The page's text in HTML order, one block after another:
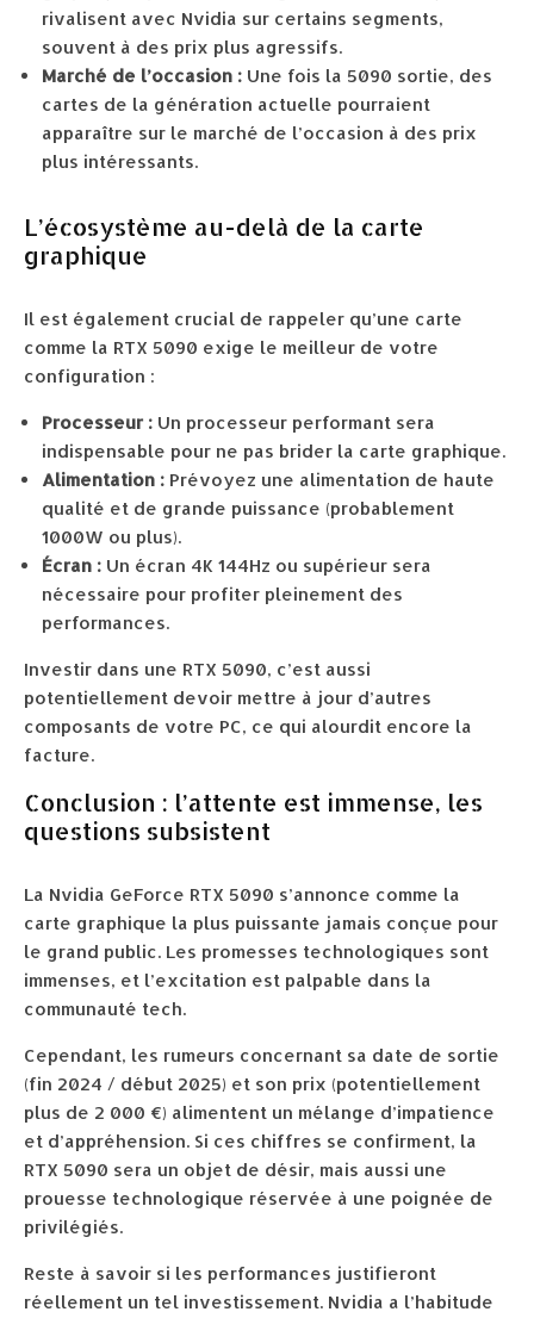
rivalisent avec Nvidia sur certains segments,
souvent à des prix plus agressifs.
Marché de l’occasion : Une fois la 5090 sortie, des
cartes de la génération actuelle pourraient
apparaître sur le marché de l’occasion à des prix
plus intéressants.
L’écosystème au-delà de la carte
graphique
Il est également crucial de rappeler qu’une carte
comme la RTX 5090 exige le meilleur de votre
configuration :
Processeur : Un processeur performant sera
indispensable pour ne pas brider la carte graphique.
Alimentation : Prévoyez une alimentation de haute
qualité et de grande puissance (probablement
1000W ou plus).
Écran : Un écran 4K 144Hz ou supérieur sera
nécessaire pour profiter pleinement des
performances.
Investir dans une RTX 5090, c’est aussi
potentiellement devoir mettre à jour d’autres
composants de votre PC, ce qui alourdit encore la
facture.
Conclusion : l’attente est immense, les
questions subsistent
La Nvidia GeForce RTX 5090 s’annonce comme la
carte graphique la plus puissante jamais conçue pour
le grand public. Les promesses technologiques sont
immenses, et l’excitation est palpable dans la
communauté tech.
Cependant, les rumeurs concernant sa date de sortie
(fin 2024 / début 2025) et son prix (potentiellement
plus de 2 000 €) alimentent un mélange d’impatience
et d’appréhension. Si ces chiffres se confirment, la
RTX 5090 sera un objet de désir, mais aussi une
prouesse technologique réservée à une poignée de
privilégiés.
Reste à savoir si les performances justifieront
réellement un tel investissement. Nvidia a l’habitude